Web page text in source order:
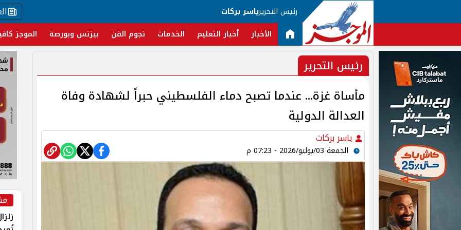
رئيس التحريرياسر بركات
الأخبار أخبار التعليم الخدمات نجوم الفن بيزنس وبورصة الموجز
رئيس التحرير
مأساة غزة... عندما تصبح دماء الفلسطيني حبراً لشهادة وفاة
العدالة الدولية
ياسر بركات
الجمعة 03/يوليو/2026 - 07:23 م